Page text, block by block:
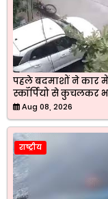
पहले बदमाशों ने कार
स्कॉर्पियो से कुचलकर
Aug 08, 2026
राष्ट्रीय